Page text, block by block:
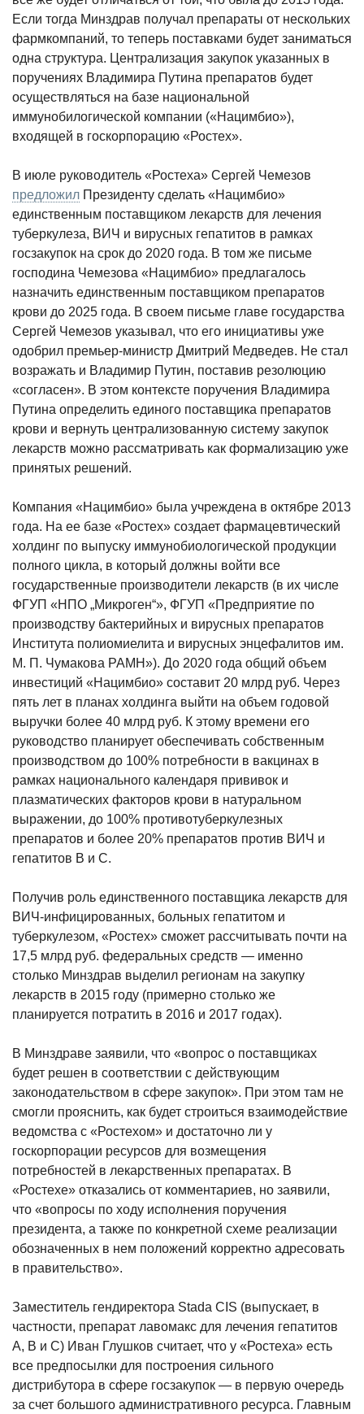
Если тогда Минздрав получал препараты от нескольких
фармкомпаний, то теперь поставками будет заниматься
одна структура. Централизация закупок указанных в
поручениях Владимира Путина препаратов будет
осуществляться на базе национальной
иммунобилогической компании («Нацимбио»),
входящей в госкорпорацию «Ростех».
В июле руководитель «Ростеха» Сергей Чемезов
предложил Президенту сделать «Нацимбио»
единственным поставщиком лекарств для лечения
туберкулеза, ВИЧ и вирусных гепатитов в рамках
госзакупок на срок до 2020 года. В том же письме
господина Чемезова «Нацимбио» предлагалось
назначить единственным поставщиком препаратов
крови до 2025 года. В своем письме главе государства
Сергей Чемезов указывал, что его инициативы уже
одобрил премьер-министр Дмитрий Медведев. Не стал
возражать и Владимир Путин, поставив резолюцию
«согласен». В этом контексте поручения Владимира
Путина определить единого поставщика препаратов
крови и вернуть централизованную систему закупок
лекарств можно рассматривать как формализацию уже
принятых решений.
Компания «Нацимбио» была учреждена в октябре 2013
года. На ее базе «Ростех» создает фармацевтический
холдинг по выпуску иммунобиологической продукции
полного цикла, в который должны войти все
государственные производители лекарств (в их числе
ФГУП «НПО „Микроген“», ФГУП «Предприятие по
производству бактерийных и вирусных препаратов
Института полиомиелита и вирусных энцефалитов им.
М. П. Чумакова РАМН»). До 2020 года общий объем
инвестиций «Нацимбио» составит 20 млрд руб. Через
пять лет в планах холдинга выйти на объем годовой
выручки более 40 млрд руб. К этому времени его
руководство планирует обеспечивать собственным
производством до 100% потребности в вакцинах в
рамках национального календаря прививок и
плазматических факторов крови в натуральном
выражении, до 100% противотуберкулезных
препаратов и более 20% препаратов против ВИЧ и
гепатитов В и С.
Получив роль единственного поставщика лекарств для
ВИЧ-инфицированных, больных гепатитом и
туберкулезом, «Ростех» сможет рассчитывать почти на
17,5 млрд руб. федеральных средств — именно
столько Минздрав выделил регионам на закупку
лекарств в 2015 году (примерно столько же
планируется потратить в 2016 и 2017 годах).
В Минздраве заявили, что «вопрос о поставщиках
будет решен в соответствии с действующим
законодательством в сфере закупок». При этом там не
смогли прояснить, как будет строиться взаимодействие
ведомства с «Ростехом» и достаточно ли у
госкорпорации ресурсов для возмещения
потребностей в лекарственных препаратах. В
«Ростехе» отказались от комментариев, но заявили,
что «вопросы по ходу исполнения поручения
президента, а также по конкретной схеме реализации
обозначенных в нем положений корректно адресовать
в правительство».
Заместитель гендиректора Stada CIS (выпускает, в
частности, препарат лавомакс для лечения гепатитов
А, В и С) Иван Глушков считает, что у «Ростеха» есть
все предпосылки для построения сильного
дистрибутора в сфере госзакупок — в первую очередь
за счет большого административного ресурса. Главным